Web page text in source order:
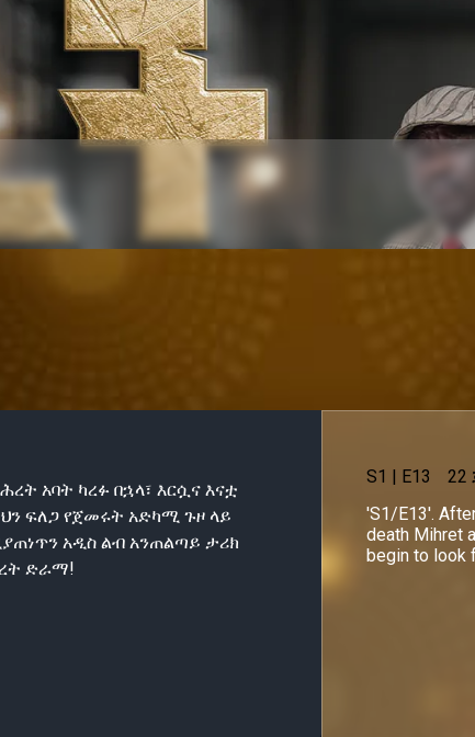
አባት ካረፉ በኋላ፣ እርሷና እናቷ
ፍለጋ የጀመሩት አድካሚ ጉዞ ላይ
አዲስ ልብ አንጠልጣይ ታሪክ
ድራማ!
S1 | E13
22
'S1/E13'.
death Mihret
begin to look